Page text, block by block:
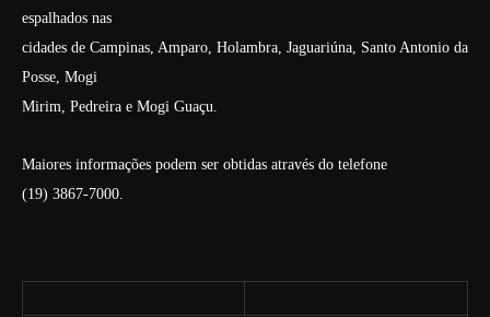
espalhados nas
cidades de Campinas, Amparo, Holambra, Jaguariúna, Santo Antonio da
Posse, Mogi
Mirim, Pedreira e Mogi Guaçu.
Maiores informações podem ser obtidas através do telefone
(19) 3867-7000.